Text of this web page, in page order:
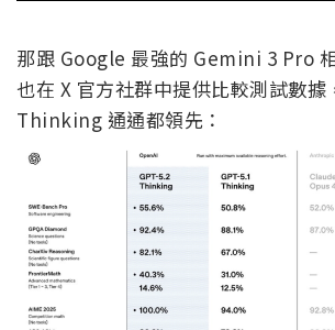
那跟 Google 最強的 Gemini 3 Pro
也在 X 官方社群中提供比較測試數據
Thinking 通通都領先：